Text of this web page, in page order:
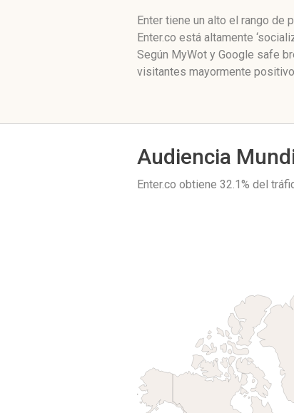
Enter tiene un alto el rango de
Enter.co está altamente
Según MyWot y Google safe
visitantes mayormente
Audiencia
Enter.co obtiene 32.1% del